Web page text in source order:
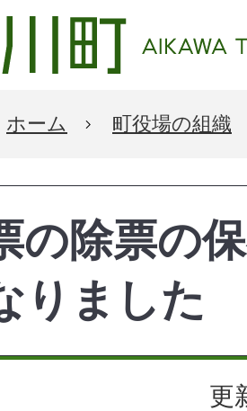
ホーム 町役場の組織
の除票の
りました
更